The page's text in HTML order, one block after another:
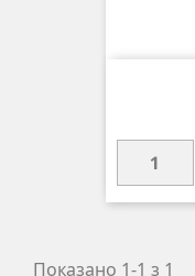
Показано 1-1 з 1